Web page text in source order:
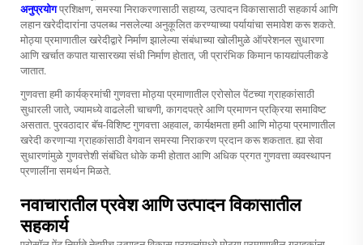
अनुप्रयोगप्रशिक्षण, समस्या निराकरणासाठी सहाय्य, उत्पादन विकासासाठी सहकार्य आणि
लहान खरेदीदारांना उपलब्ध नसलेल्या अनुकूलित करण्याच्या पर्यायांचा समावेश करू शकते.
मोठ्या प्रमाणातील खरेदीद्वारे निर्माण झालेल्या संबंधाच्या खोलीमुळे ऑपरेशनल सुधारणा
आणि खर्चात कपात यासारख्या संधी निर्माण होतात, जी प्रारंभिक किमान फायद्यांपलीकडे
जातात.
गुणवत्ता हमी कार्यक्रमांची गुणवत्ता मोठ्या प्रमाणातील एरोसोल पेंटच्या ग्राहकांसाठी
सुधारली जाते, ज्यामध्ये वाढलेली चाचणी, कागदपत्रे आणि प्रमाणन प्रक्रिया समाविष्ट
असतात. पुरवठादार बॅच-विशिष्ट गुणवत्ता अहवाल, कार्यक्षमता हमी आणि मोठ्या प्रमाणातील
खरेदी करणाऱ्या ग्राहकांसाठी वेगवान समस्या निराकरण प्रदान करू शकतात. ह्या सेवा
सुधारणांमुळे गुणवत्तेशी संबंधित धोके कमी होतात आणि अधिक प्रगत गुणवत्ता व्यवस्थापन
प्रणालींना समर्थन मिळते.
नवाचारातील प्रवेश आणि उत्पादन विकासातील
सहकार्य